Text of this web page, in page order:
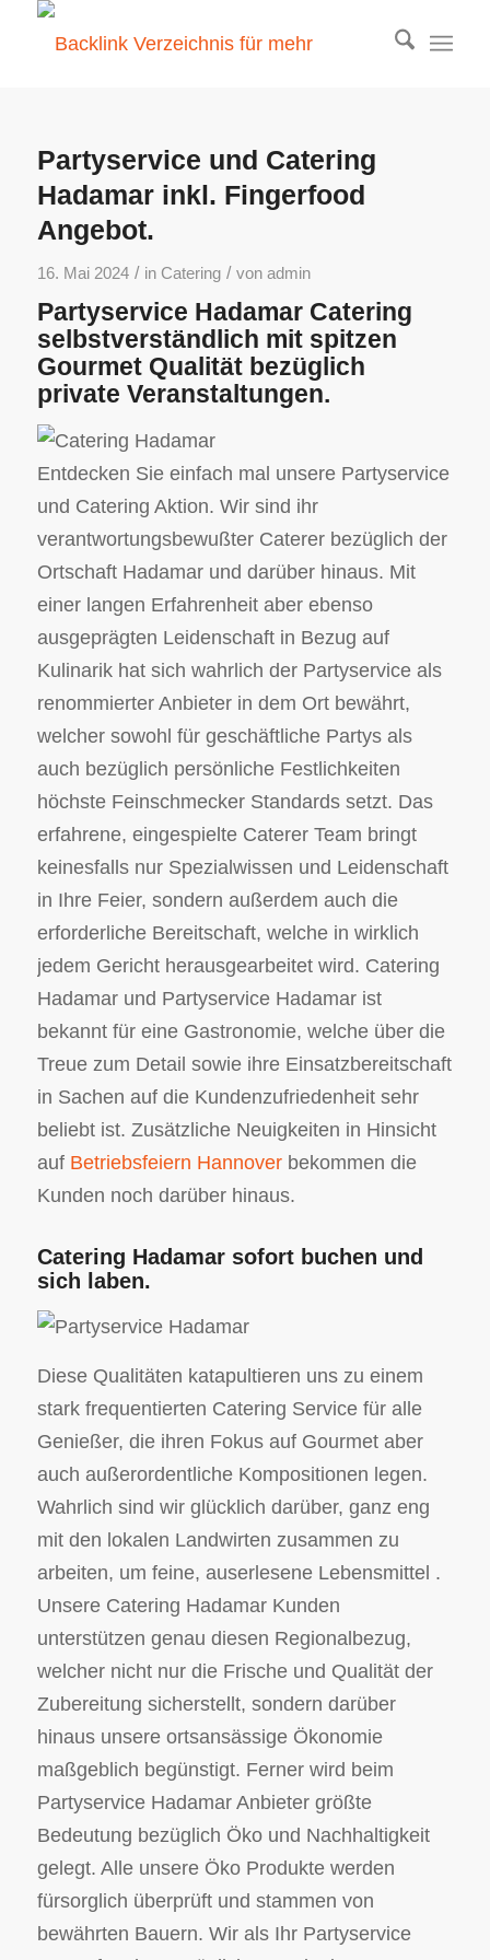
Partyservice und Catering
Hadamar inkl. Fingerfood
Angebot.
16. Mai 2024 / in Catering / von admin
Partyservice Hadamar Catering
selbstverständlich mit spitzen
Gourmet Qualität bezüglich
private Veranstaltungen.
Entdecken Sie einfach mal unsere Partyservice
und Catering Aktion. Wir sind ihr
verantwortungsbewußter Caterer bezüglich der
Ortschaft Hadamar und darüber hinaus. Mit
einer langen Erfahrenheit aber ebenso
ausgeprägten Leidenschaft in Bezug auf
Kulinarik hat sich wahrlich der Partyservice als
renommierter Anbieter in dem Ort bewährt,
welcher sowohl für geschäftliche Partys als
auch bezüglich persönliche Festlichkeiten
höchste Feinschmecker Standards setzt. Das
erfahrene, eingespielte Caterer Team bringt
keinesfalls nur Spezialwissen und Leidenschaft
in Ihre Feier, sondern außerdem auch die
erforderliche Bereitschaft, welche in wirklich
jedem Gericht herausgearbeitet wird. Catering
Hadamar und Partyservice Hadamar ist
bekannt für eine Gastronomie, welche über die
Treue zum Detail sowie ihre Einsatzbereitschaft
in Sachen auf die Kundenzufriedenheit sehr
beliebt ist. Zusätzliche Neuigkeiten in Hinsicht
auf Betriebsfeiern Hannoverbekommen die
Kunden noch darüber hinaus.
Catering Hadamar sofort buchen und
sich laben.
Diese Qualitäten katapultieren uns zu einem
stark frequentierten Catering Service für alle
Genießer, die ihren Fokus auf Gourmet aber
auch außerordentliche Kompositionen legen.
Wahrlich sind wir glücklich darüber, ganz eng
mit den lokalen Landwirten zusammen zu
arbeiten, um feine, auserlesene Lebensmittel .
Unsere Catering Hadamar Kunden
unterstützen genau diesen Regionalbezug,
welcher nicht nur die Frische und Qualität der
Zubereitung sicherstellt, sondern darüber
hinaus unsere ortsansässige Ökonomie
maßgeblich begünstigt. Ferner wird beim
Partyservice Hadamar Anbieter größte
Bedeutung bezüglich Öko und Nachhaltigkeit
gelegt. Alle unsere Öko Produkte werden
fürsorglich überprüft und stammen von
bewährten Bauern. Wir als Ihr Partyservice